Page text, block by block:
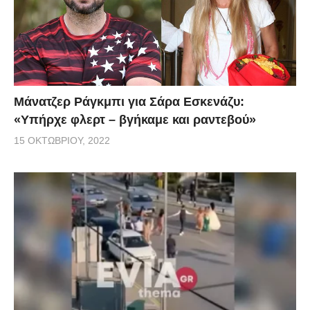
Μάνατζερ Ράγκμπι για Σάρα Εσκενάζυ:
«Υπήρχε φλερτ – βγήκαμε και ραντεβού»
15 ΟΚΤΩΒΡΊΟΥ, 2022